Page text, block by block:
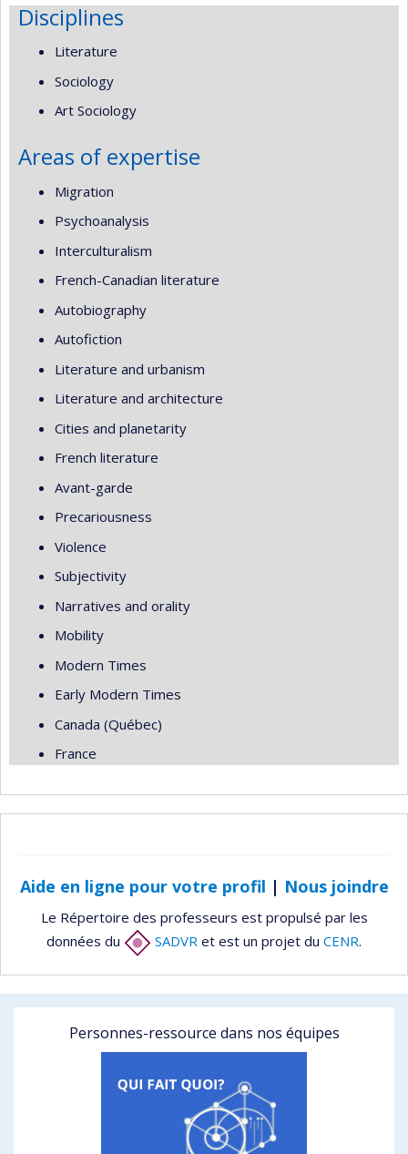
Disciplines
Literature
Sociology
Art Sociology
Areas of expertise
Migration
Psychoanalysis
Interculturalism
French-Canadian literature
Autobiography
Autofiction
Literature and urbanism
Literature and architecture
Cities and planetarity
French literature
Avant-garde
Precariousness
Violence
Subjectivity
Narratives and orality
Mobility
Modern Times
Early Modern Times
Canada (Québec)
France
Aide en ligne pour votre profil | Nous joindre
Le Répertoire des professeurs est propulsé par les
données du
SADVR et est un projet du CENR.
Personnes-ressource dans nos équipes